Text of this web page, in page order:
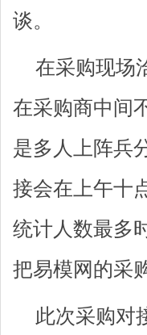
谈。
在采购现场
在采购商中间
是多人上阵兵
接会在上午十
统计人数最多
把易模网的采
此次采购对